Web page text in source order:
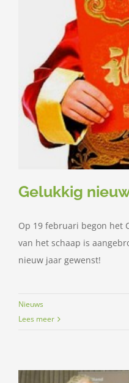
Gelukkig
Op 19 februari begon het
van het schaap is
nieuw jaar gewenst!
Nieuws
Lees meer